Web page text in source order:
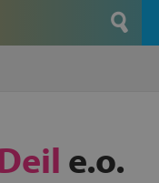
e.o.